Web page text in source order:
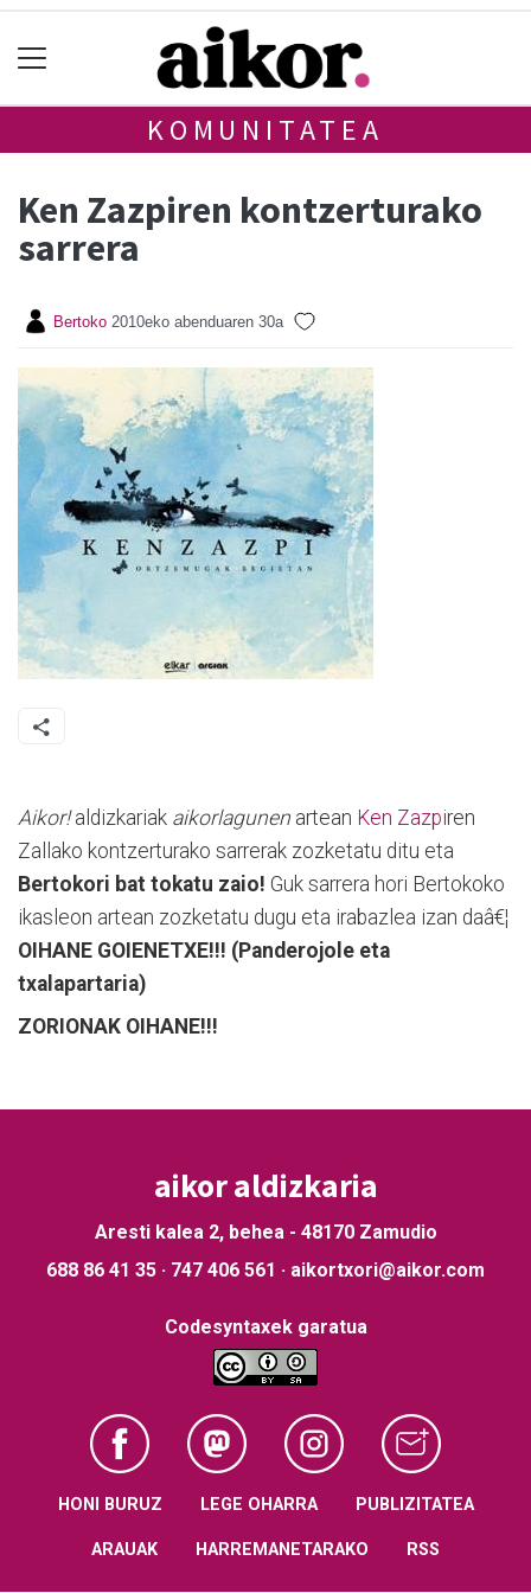
KOMUNITATEA
Ken Zazpiren kontzerturako
sarrera
Bertoko 2010eko abenduaren 30a
Aikor!aldizkariak aikorlagunen artean Ken Zazpiren
Zallako kontzerturako sarrerak zozketatu ditu eta
Bertokori bat tokatu zaio! Guk sarrera hori Bertokoko
ikasleon artean zozketatu dugu eta irabazlea izan daâ€¦
OIHANE GOIENETXE!!! (Panderojole eta
txalapartaria)
ZORIONAK OIHANE!!!
aikor aldizkaria
Aresti kalea 2, behea - 48170 Zamudio
688 86 41 35 · 747 406 561 · aikortxori@aikor.com
Codesyntaxek garatua
HONI BURUZ LEGE OHARRA PUBLIZITATEA
ARAUAK HARREMANETARAKO RSS